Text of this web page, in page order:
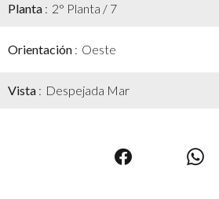
Planta 2° Planta / 7
Orientación Oeste
Vista Despejada Mar